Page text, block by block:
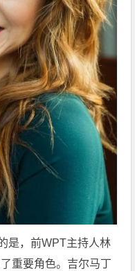
是，前WPT主持人林
重要角色。吉尔马丁